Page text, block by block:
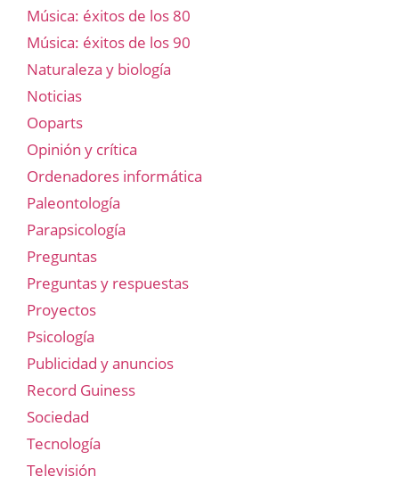
Música: éxitos de los 80
Música: éxitos de los 90
Naturaleza y biología
Noticias
Ooparts
Opinión y crítica
Ordenadores informática
Paleontología
Parapsicología
Preguntas
Preguntas y respuestas
Proyectos
Psicología
Publicidad y anuncios
Record Guiness
Sociedad
Tecnología
Televisión